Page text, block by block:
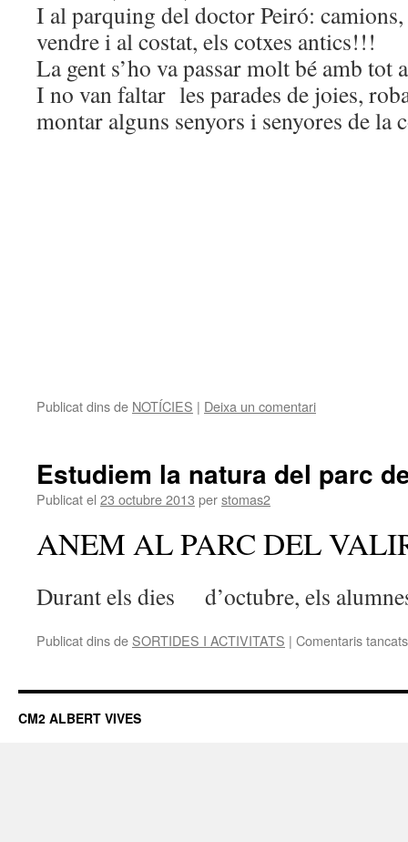
I al parquing del doctor Peiró:
vendre i al costat, els cotxes antics!!!
La gent s’ho va passar molt bé amb tot
I no van faltar les parades de joies,
montar alguns senyors i senyores de la
Publicat dins de NOTÍCIES | Deixa un comentari
Estudiem la natura del parc
Publicat el 23 octubre 2013 perstomas2
ANEM AL PARC DEL
Durant els dies d’octubre, els
Publicat dins de SORTIDES I ACTIVITATS | Comentaris tancats
CM2 ALBERT VIVES